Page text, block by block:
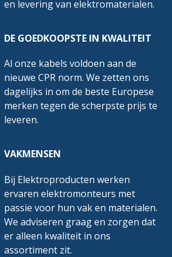
en levering van elektromaterialen.
DE GOEDKOOPSTE IN KWALITEIT
Al onze kabels voldoen aan de
nieuwe CPR norm. We zetten ons
dagelijks in om de beste Europese
merken tegen de scherpste prijs te
leveren.
VAKMENSEN
Bij Elektroproducten werken
ervaren elektromonteurs met
passie voor hun vak en materialen.
We adviseren graag en zorgen dat
er alleen kwaliteit in ons
assortiment zit.